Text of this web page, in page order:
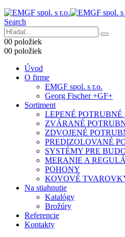
Search
00 položiek
00 položiek
Úvod
O firme
EMGF spol. s r.o.
Georg Fischer +GF+
Sortiment
LEPENÉ POTRUBNÉ
ZVÁRANÉ
ZDVOJENÉ
PREDIZOLOVANÉ
SYSTÉMY PRE
MERANIE A
POHONY
KOVOVÉ
Na stiahnutie
Katalógy
Brožúry
Referencie
Kontakty